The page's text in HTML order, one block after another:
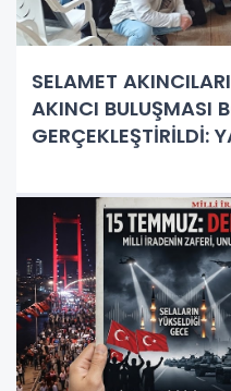
SELAMET
AKINCI BULUŞMASI
GERÇEKLEŞTİRİLDİ: